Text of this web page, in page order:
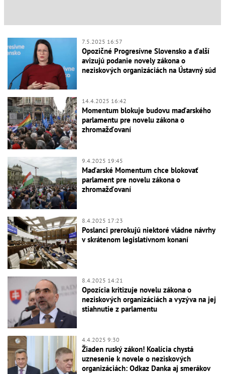
7.5.2025 16:57
Opozičné Progresívne Slovensko a ďalší
avizujú podanie novely zákona o
neziskových organizáciách na Ústavný súd
14.4.2025 16:42
Momentum blokuje budovu maďarského
parlamentu pre novelu zákona o
zhromažďovaní
9.4.2025 19:45
Maďarské Momentum chce blokovať
parlament pre novelu zákona o
zhromažďovaní
8.4.2025 17:23
Poslanci prerokujú niektoré vládne návrhy
v skrátenom legislatívnom konaní
8.4.2025 14:21
Opozícia kritizuje novelu zákona o
neziskových organizáciách a vyzýva na jej
stiahnutie z parlamentu
4.4.2025 9:30
Žiaden ruský zákon! Koalícia chystá
uznesenie k novele o neziskových
organizáciách: Odkaz Danka aj smerákov